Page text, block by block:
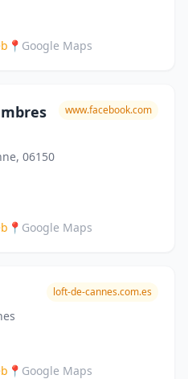
📍 Google Maps
06150
www.facebook.com
📍 Google Maps
loft-de-cannes.com.es
📍 Google Maps